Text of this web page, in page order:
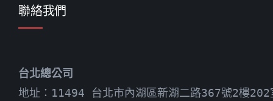
聯絡我們
台北總公司
地址：11494 台北市內湖區新湖二路367號2樓202